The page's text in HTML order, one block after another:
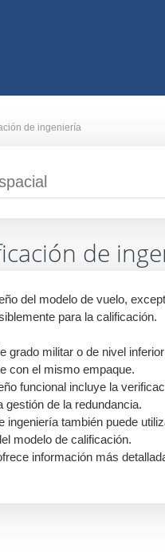
de ingeniería
de
del modelo de vuelo,
para la calificación.
grado militar o de nivel
con el mismo empaque.
funcional incluye la
de la redundancia.
ingeniería también puede
modelo de calificación.
información más